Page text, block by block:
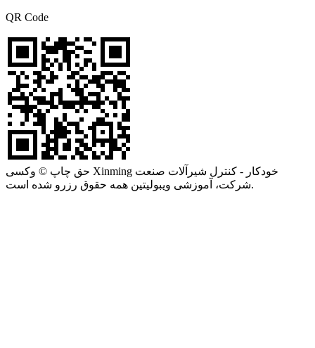
QR Code
حق چاپ © وکسی Xinming خودکار - کنترل شیرآلات صنعت
شرکت، آموزشی ویبولیتین همه حقوق رزرو شده است.